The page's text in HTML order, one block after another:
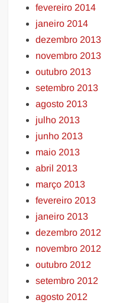
fevereiro 2014
janeiro 2014
dezembro 2013
novembro 2013
outubro 2013
setembro 2013
agosto 2013
julho 2013
junho 2013
maio 2013
abril 2013
março 2013
fevereiro 2013
janeiro 2013
dezembro 2012
novembro 2012
outubro 2012
setembro 2012
agosto 2012